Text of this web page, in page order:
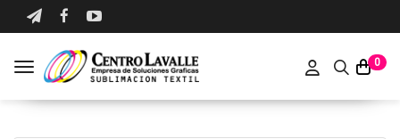
0
Toggle navigation